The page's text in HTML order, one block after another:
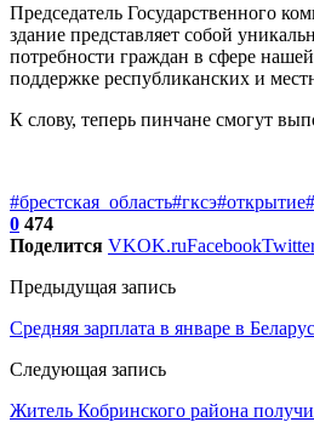
Председатель Государственного
здание представляет собой
потребности граждан в сфере
поддержке республиканских и
К слову, теперь пинчане смогут
#брестская_область#гксэ#открытие
0 474
Поделится VKOK.ruFacebook
Предыдущая запись
Средняя зарплата в январе в
Следующая запись
Житель Кобринского района